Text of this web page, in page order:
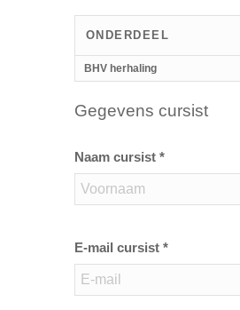
ONDERDEEL
BHV herhaling
Gegevens cursist
Naam cursist *
E-mail cursist *